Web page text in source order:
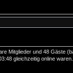
Mitglieder und 48 Gäste
gleichzeitig online waren.